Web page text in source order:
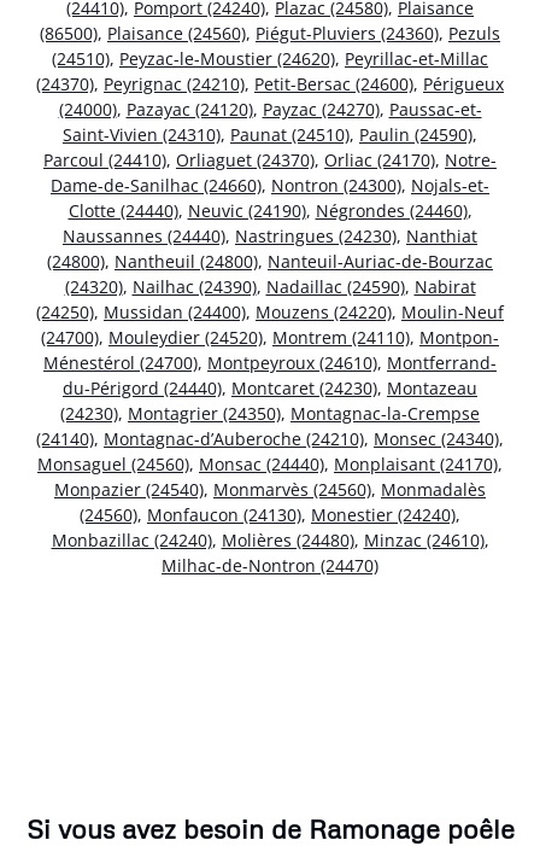
(24410), Pomport (24240), Plazac (24580), Plaisance
(86500), Plaisance (24560), Piégut-Pluviers (24360), Pezuls
(24510), Peyzac-le-Moustier (24620), Peyrillac-et-Millac
(24370), Peyrignac (24210), Petit-Bersac (24600), Périgueux
(24000), Pazayac (24120), Payzac (24270), Paussac-et-
Saint-Vivien (24310), Paunat (24510), Paulin (24590),
Parcoul (24410), Orliaguet (24370), Orliac (24170), Notre-
Dame-de-Sanilhac (24660), Nontron (24300), Nojals-et-
Clotte (24440), Neuvic (24190), Négrondes (24460),
Naussannes (24440), Nastringues (24230), Nanthiat
(24800), Nantheuil (24800), Nanteuil-Auriac-de-Bourzac
(24320), Nailhac (24390), Nadaillac (24590), Nabirat
(24250), Mussidan (24400), Mouzens (24220), Moulin-Neuf
(24700), Mouleydier (24520), Montrem (24110), Montpon-
Ménestérol (24700), Montpeyroux (24610), Montferrand-
du-Périgord (24440), Montcaret (24230), Montazeau
(24230), Montagrier (24350), Montagnac-la-Crempse
(24140), Montagnac-d’Auberoche (24210), Monsec (24340),
Monsaguel (24560), Monsac (24440), Monplaisant (24170),
Monpazier (24540), Monmarvès (24560), Monmadalès
(24560), Monfaucon (24130), Monestier (24240),
Monbazillac (24240), Molières (24480), Minzac (24610),
Milhac-de-Nontron (24470)
Si vous avez besoin de Ramonage poêle